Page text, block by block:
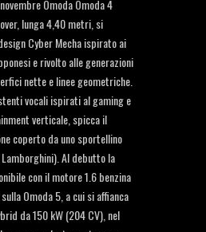
Omoda Omoda 4
lunga 4,40 metri, si
Cyber Mecha ispirato ai
e rivolto alle generazioni
nette e linee geometriche.
vocali ispirati al gaming e
verticale, spicca il
coperto da uno sportellino
Al debutto la
con il motore 1.6 benzina
Omoda 5, a cui si affianca
da 150 kW (204 CV), nel